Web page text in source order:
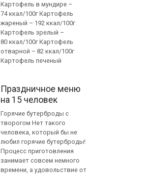
Картофель в мундире –
74 ккал/100г Картофель
жареный – 192 ккал/100г
Картофель зрелый –
80 ккал/100г Картофель
отварной – 82 ккал/100г
Картофель печеный
Праздничное меню
на 15 человек
Горячие бутерброды с
творогом Нет такого
человека, который бы не
любил горячие бутерброды!
Процесс приготовления
занимает совсем немного
времени, а удовольствие от